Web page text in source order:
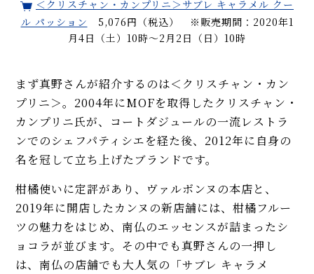
＜クリスチャン・カンプリニ＞サブレ キャラメル クー
ル パッション 5,076円（税込） ※販売期間：2020年1
月4日（土）10時～2月2日（日）10時
まず真野さんが紹介するのは＜クリスチャン・カン
プリニ＞。2004年にMOFを取得したクリスチャン・
カンプリニ氏が、コートダジュールの一流レストラ
ンでのシェフパティシエを経た後、2012年に自身の
名を冠して立ち上げたブランドです。
柑橘使いに定評があり、ヴァルボンヌの本店と、
2019年に開店したカンヌの新店舗には、柑橘フルー
ツの魅力をはじめ、南仏のエッセンスが詰まったシ
ョコラが並びます。その中でも真野さんの一押し
は、南仏の店舗でも大人気の「サブレ キャラメ